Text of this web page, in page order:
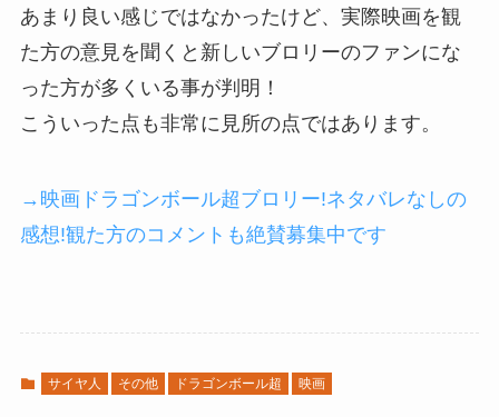
あまり良い感じではなかったけど、実際映画を観
た方の意見を聞くと新しいブロリーのファンにな
った方が多くいる事が判明！
こういった点も非常に見所の点ではあります。
→映画ドラゴンボール超ブロリー!ネタバレなしの
感想!観た方のコメントも絶賛募集中です
サイヤ人 その他 ドラゴンボール超 映画